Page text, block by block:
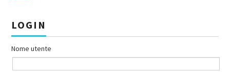
LOGIN
Nome utente